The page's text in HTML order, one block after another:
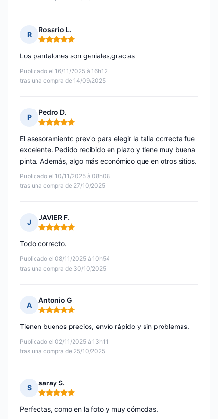
R
Rosario L.
Nota: 5 de 5
Publicado el 16/11/2025 à 16h12
tras una compra de 14/09/2025
Los pantalones son geniales,gracias
P
Pedro D.
Nota: 5 de 5
Publicado el 10/11/2025 à 08h08
tras una compra de 27/10/2025
El asesoramiento previo para elegir la talla correcta fue
excelente. Pedido recibido en plazo y tiene muy buena
pinta. Además, algo más económico que en otros sitios.
J
JAVIER F.
Nota: 5 de 5
Publicado el 08/11/2025 à 10h54
tras una compra de 30/10/2025
Todo correcto.
A
Antonio G.
Nota: 5 de 5
Publicado el 02/11/2025 à 13h11
tras una compra de 25/10/2025
Tienen buenos precios, envío rápido y sin problemas.
S
saray S.
Nota: 5 de 5
Perfectas, como en la foto y muy cómodas.